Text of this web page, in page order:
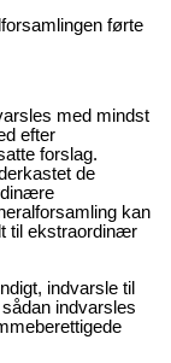
førte
med mindst
efter
forslag.
de
kan
til ekstraordinær
indvarsle til
indvarsles